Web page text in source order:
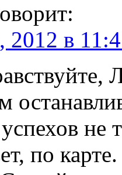
2012 в
не
по